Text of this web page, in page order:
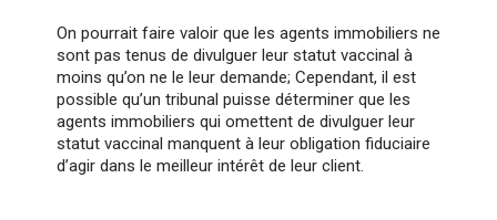
On pourrait faire valoir que les agents immobiliers ne
sont pas tenus de divulguer leur statut vaccinal à
moins qu’on ne le leur demande; Cependant, il est
possible qu’un tribunal puisse déterminer que les
agents immobiliers qui omettent de divulguer leur
statut vaccinal manquent à leur obligation fiduciaire
d’agir dans le meilleur intérêt de leur client.